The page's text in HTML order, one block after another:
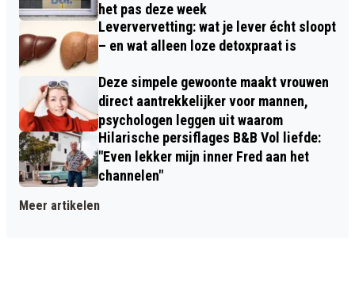
het pas deze week
Leververvetting: wat je lever écht sloopt
– en wat alleen loze detoxpraat is
Deze simpele gewoonte maakt vrouwen
direct aantrekkelijker voor mannen,
psychologen leggen uit waarom
Hilarische persiflages B&B Vol liefde:
"Even lekker mijn inner Fred aan het
channelen"
Meer artikelen